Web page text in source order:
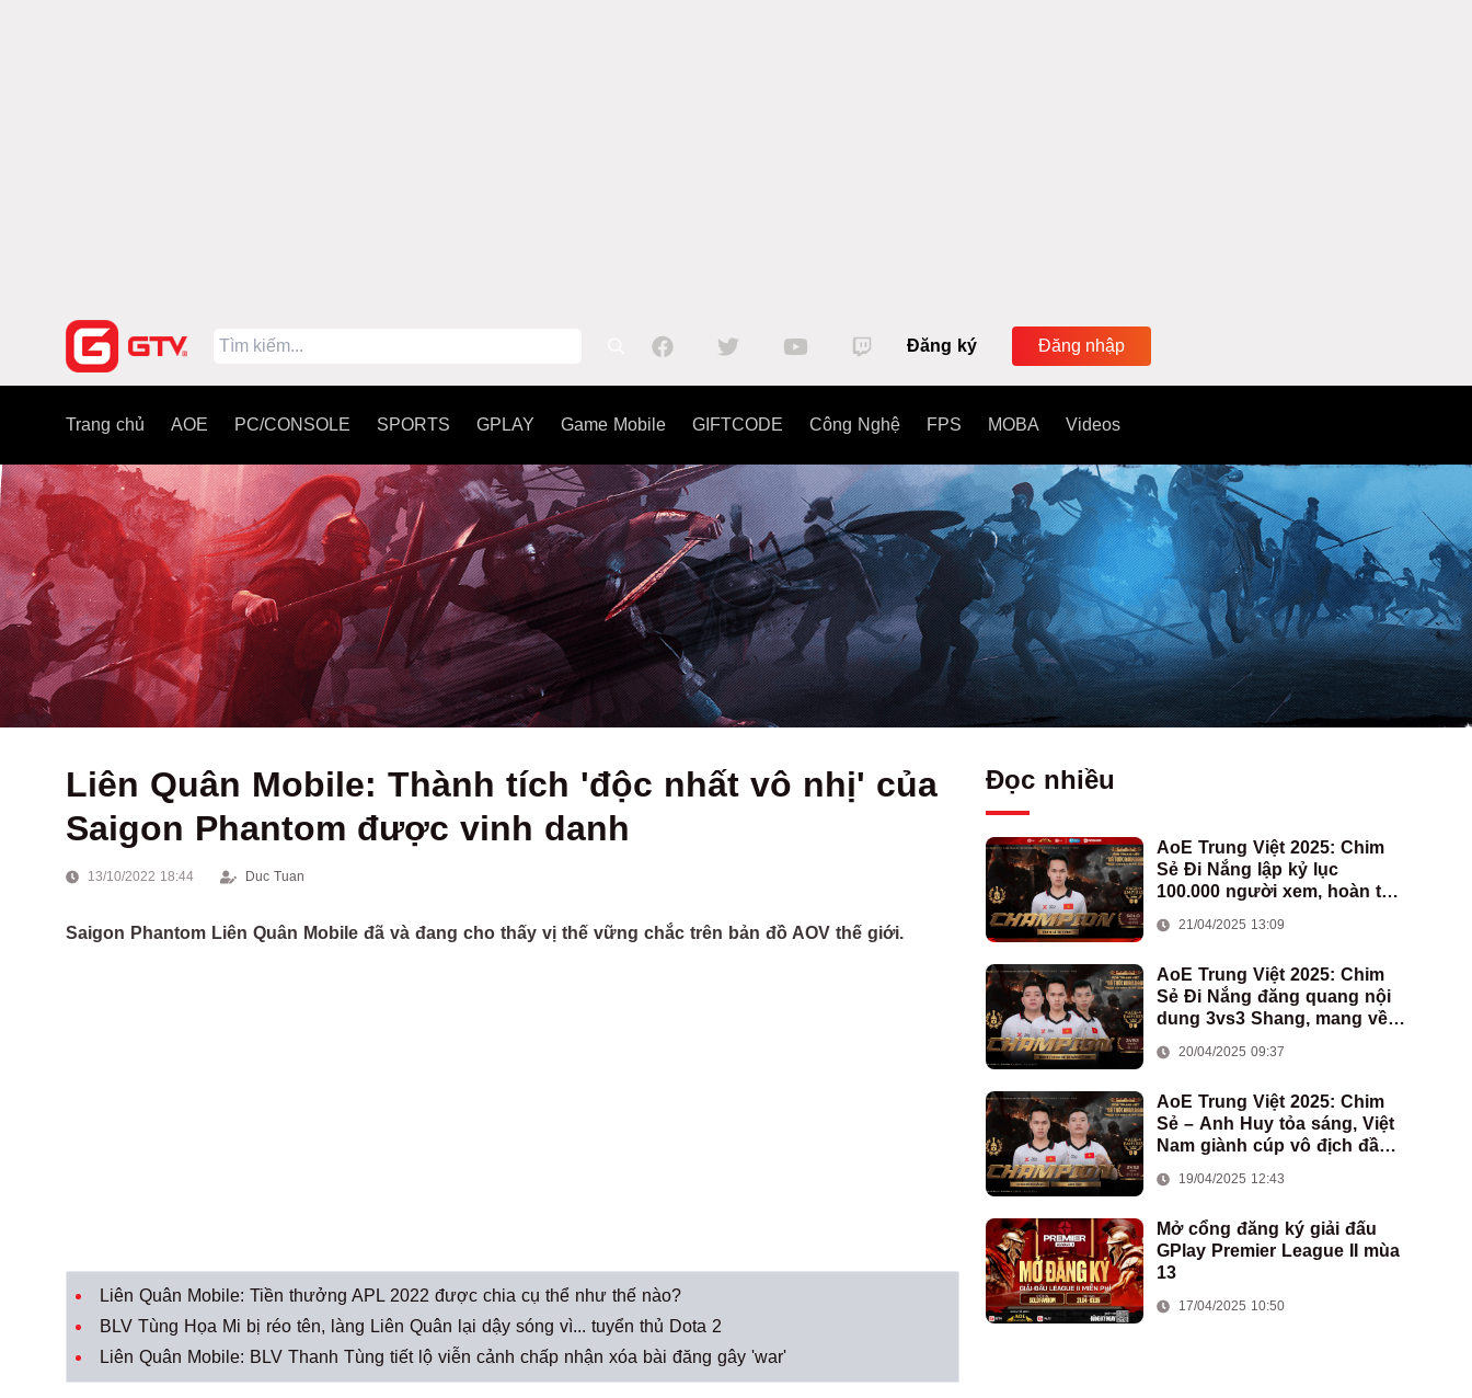
Đăng ký Đăng nhập
Trang chủ AOE PC/CONSOLE SPORTS GPLAY Game Mobile GIFTCODE Công Nghệ FPS MOBA Videos
Liên Quân Mobile: Thành tích 'độc nhất vô nhị' của
Saigon Phantom được vinh danh
13/10/2022 18:44 Duc Tuan
Saigon Phantom Liên Quân Mobile đã và đang cho thấy vị thế vững chắc trên bản đồ AOV thế giới.
Liên Quân Mobile: Tiền thưởng APL 2022 được chia cụ thể như thế nào?
BLV Tùng Họa Mi bị réo tên, làng Liên Quân lại dậy sóng vì... tuyển thủ Dota 2
Liên Quân Mobile: BLV Thanh Tùng tiết lộ viễn cảnh chấp nhận xóa bài đăng gây 'war'
Đọc nhiều
AoE Trung Việt 2025: Chim
Sẻ Đi Nắng lập kỷ lục
100.000 người xem, hoàn tất
Việt Nam
21/04/2025 13:09
AoE Trung Việt 2025: Chim
Sẻ Đi Nắng đăng quang nội
dung 3vs3 Shang, mang về
đoàn AoE Việt Nam
20/04/2025 09:37
AoE Trung Việt 2025: Chim
Sẻ – Anh Huy tỏa sáng, Việt
Nam giành cúp vô địch đầu
19/04/2025 12:43
Mở cổng đăng ký giải đấu
GPlay Premier League II mùa
13
17/04/2025 10:50